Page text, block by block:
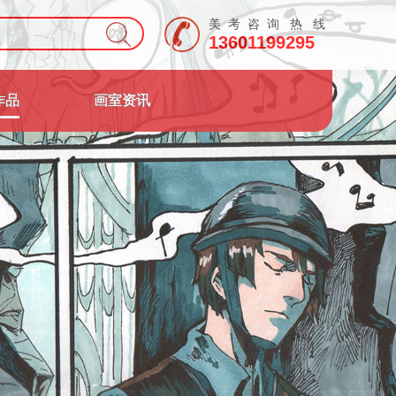
美 考 咨 询 热 线
13601199295
品 画室资讯